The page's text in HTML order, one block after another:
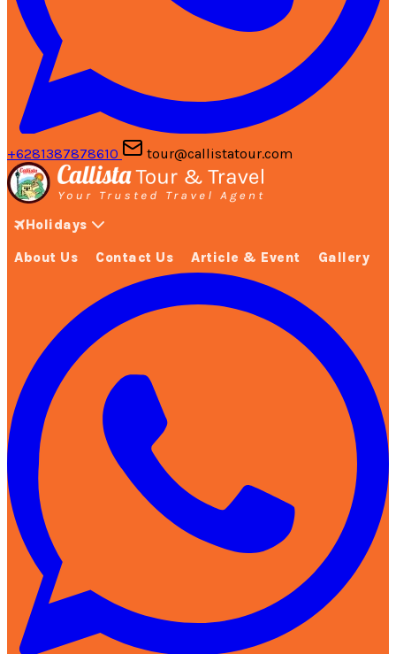
+6281387878610 tour@callistatour.com
Holidays
About Us Contact Us Article & Event Gallery